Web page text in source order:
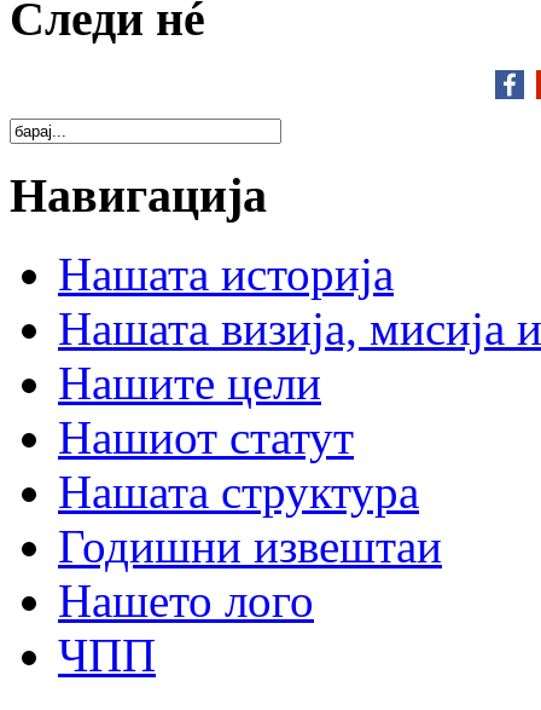
Следи нé
Навигација
Нашата историја
Нашата визија, мисија и
Нашите цели
Нашиот статут
Нашата структура
Годишни извештаи
Нашето лого
ЧПП